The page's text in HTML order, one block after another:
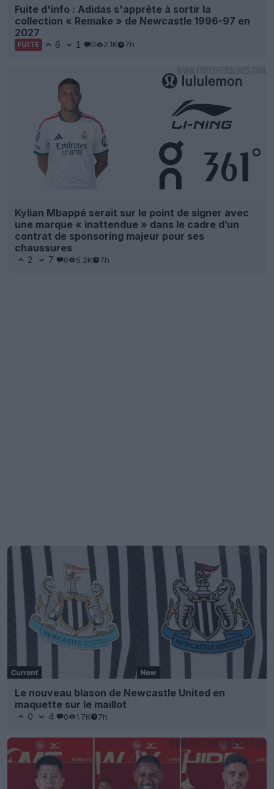
Fuite d'info : Adidas s'apprête à sortir la
collection « Remake » de Newcastle 1996-97 en
2027
FUITE 6 1 0 2.1K 7h
Kylian Mbappé serait sur le point de signer avec
une marque « inattendue » dans le cadre d’un
contrat de sponsoring majeur pour ses
chaussures
2 7 0 5.2K 7h
Le nouveau blason de Newcastle United en
maquette sur le maillot
0 4 0 1.7K 7h